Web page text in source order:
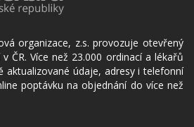
organizace, z.s. provozuje otevřený
ČR. Více než 23.000 ordinací a lékařů
aktualizované údaje, adresy i telefonní
poptávku na objednání do více než